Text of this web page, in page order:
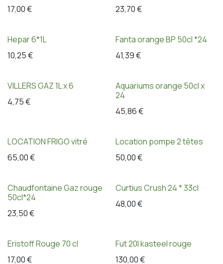
17,00€
23,70€
Hepar 6*1L
10,25€
Fanta orange BP 50cl *24
41,39€
VILLERS GAZ 1L x 6
4,75€
Aquariums orange 50cl x
24
45,86€
LOCATION FRIGO vitré
65,00€
Location pompe 2 têtes
50,00€
Chaudfontaine Gaz rouge
50cl*24
23,50€
Curtius Crush 24 * 33cl
48,00€
Eristoff Rouge 70 cl
17,00€
Fut 20l kasteel rouge
130,00€